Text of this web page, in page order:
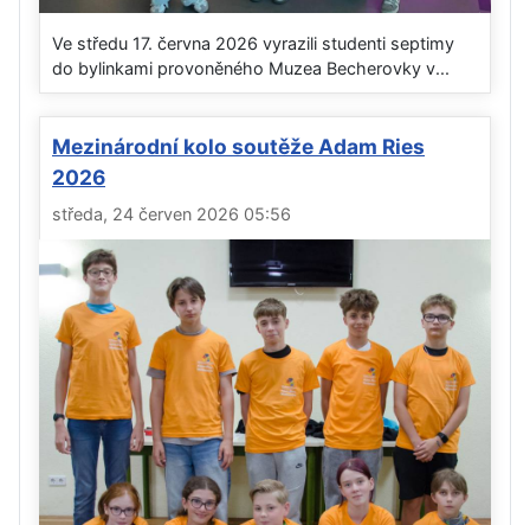
Ve středu 17. června 2026 vyrazili studenti septimy
do bylinkami provoněného Muzea Becherovky v...
Mezinárodní kolo soutěže Adam Ries
2026
středa, 24 červen 2026 05:56